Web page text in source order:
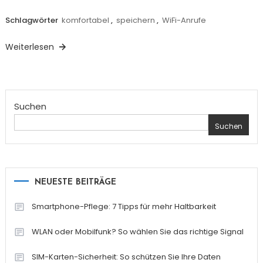
Schlagwörter komfortabel , speichern , WiFi-Anrufe
Weiterlesen
Suchen
Suchen
NEUESTE BEITRÄGE
Smartphone-Pflege: 7 Tipps für mehr Haltbarkeit
WLAN oder Mobilfunk? So wählen Sie das richtige Signal
SIM-Karten-Sicherheit: So schützen Sie Ihre Daten